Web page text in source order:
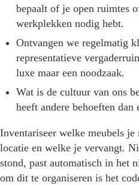
bepaalt of je open ruimtes
werkplekken nodig hebt.
Ontvangen we regelmatig
representatieve
luxe maar een noodzaak.
Wat is de cultuur van ons
heeft andere behoeften
Inventariseer welke meubels je
locatie en welke je vervangt.
stond, past automatisch in het
om dit te organiseren is het